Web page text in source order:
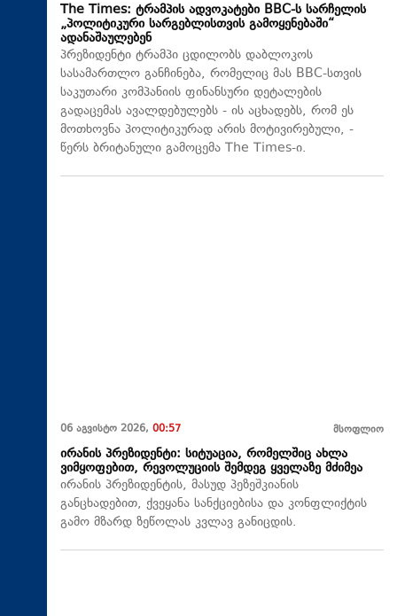
The Times: ტრამპის ადვოკატები BBC-ს სარჩელის
„პოლიტიკური სარგებლისთვის გამოყენებაში“
ადანაშაულებენ
პრეზიდენტი ტრამპი ცდილობს დაბლოკოს
სასამართლო განჩინება, რომელიც მას BBC-სთვის
საკუთარი კომპანიის ფინანსური დეტალების
გადაცემას ავალდებულებს - ის აცხადებს, რომ ეს
მოთხოვნა პოლიტიკურად არის მოტივირებული, -
წერს ბრიტანული გამოცემა The Times-ი.
06 აგვისტო 2026, 00:57 მსოფლიო
ირანის პრეზიდენტი: სიტუაცია, რომელშიც ახლა
ვიმყოფებით, რევოლუციის შემდეგ ყველაზე მძიმეა
ირანის პრეზიდენტის, მასუდ პეზეშკიანის
განცხადებით, ქვეყანა სანქციებისა და კონფლიქტის
გამო მზარდ ზეწოლას კვლავ განიცდის.